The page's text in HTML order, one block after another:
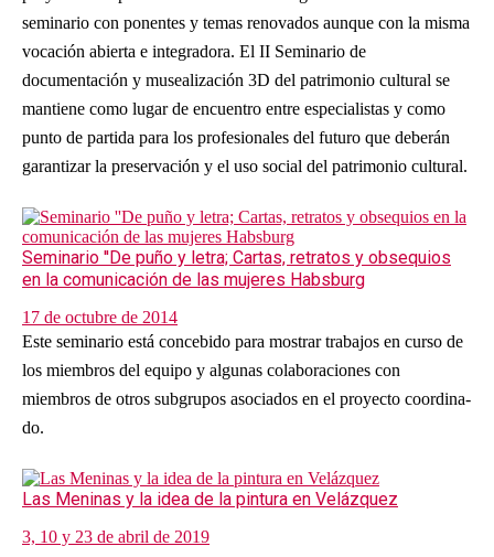
seminario con ponentes y temas renovados aunque con la misma
vocación abierta e integradora. El II Seminario de
documentación y musealización 3D del patrimonio cultural se
mantiene como lugar de encuentro entre especialistas y como
punto de partida para los profesionales del futuro que deberán
garantizar la preservación y el uso social del patrimonio cultural.
Seminario ''De puño y letra; Cartas, retratos y obsequios
en la comunicación de las mujeres Habsburg
17 de octubre de 2014
Este seminario está concebido para mostrar trabajos en curso de
los miembros del equipo y algunas colaboraciones con
miembros de otros subgrupos asociados en el proyecto coordina-
do.
Las Meninas y la idea de la pintura en Velázquez
3, 10 y 23 de abril de 2019